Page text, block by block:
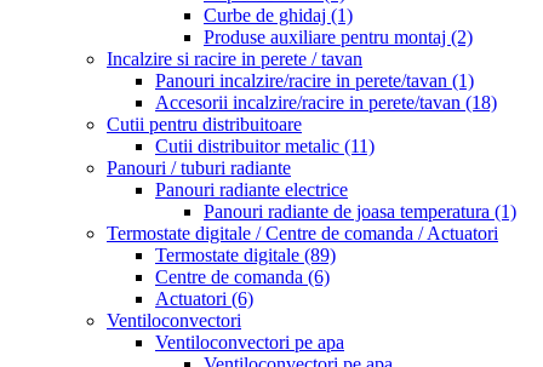
Curbe de ghidaj (1)
Produse auxiliare pentru montaj (2)
Incalzire si racire in perete / tavan
Panouri incalzire/racire in perete/tavan (1)
Accesorii incalzire/racire in perete/tavan (18)
Cutii pentru distribuitoare
Cutii distribuitor metalic (11)
Panouri / tuburi radiante
Panouri radiante electrice
Panouri radiante de joasa temperatura (1)
Termostate digitale / Centre de comanda / Actuatori
Termostate digitale (89)
Centre de comanda (6)
Actuatori (6)
Ventiloconvectori
Ventiloconvectori pe apa